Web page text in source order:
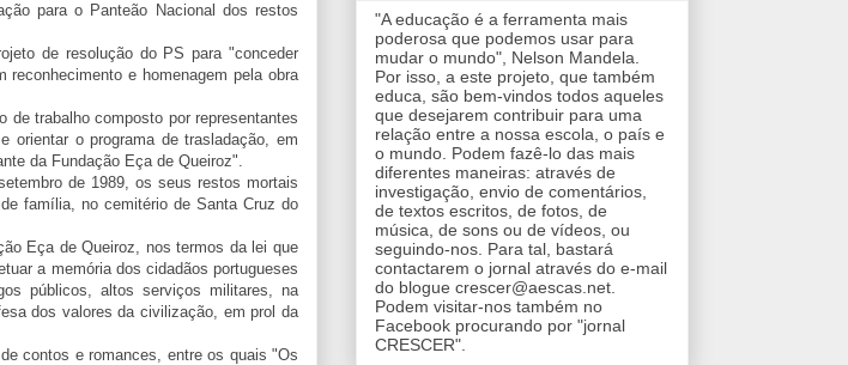
para o Panteão Nacional dos restos
de resolução do PS para "conceder
e homenagem pela obra
de trabalho composto por representantes
orientar o programa de trasladação, em
da Fundação Eça de Queiroz".
de 1989, os seus restos mortais
família, no cemitério de Santa Cruz do
Eça de Queiroz, nos termos da lei que
a memória dos cidadãos portugueses
públicos, altos serviços militares, na
dos valores da civilização, em prol da
contos e romances, entre os quais "Os
"A educação é a ferramenta mais
poderosa que podemos usar para
mudar o mundo", Nelson Mandela.
Por isso, a este projeto, que também
educa, são bem-vindos todos aqueles
que desejarem contribuir para uma
relação entre a nossa escola, o país e
o mundo. Podem fazê-lo das mais
diferentes maneiras: através de
investigação, envio de comentários,
de textos escritos, de fotos, de
música, de sons ou de vídeos, ou
seguindo-nos. Para tal, bastará
contactarem o jornal através do e-mail
do blogue crescer@aescas.net.
Podem visitar-nos também no
Facebook procurando por "jornal
CRESCER".